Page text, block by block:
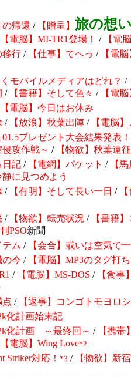
の帰還 / 【贈呈】 旅の想
【電脳】MI-TR1登場！ /
【電
移行 / 【仕事】てへっ /
【電
くモバイルメディアはどれ？ /
/ 【書籍】そして色々 /
【電
【電脳】今日はお休み
/ 【放浪】秋葉出陣 /
【電脳
01.5プレゼント大会結果発表！
攻作戦～ /
【物欲】秋葉遠征
日記 / 【電網】パケット /
【
に見つめよう
/ 【有明】そして長い一日 /
/ 【物欲】転売状況 /
【書籍
PSO新聞
ム /
【会合】或いは空気で
の今 / 【電脳】MP3のタグ打ち
/ 【電脳】MS-DOS /
【食事
点 /
【返事】コンゴトモヨロ
化計画始末記
化計画 ～最終回～ /
【携帯
【電脳】Wing Love*2
Striker対応！ *3 /
【物欲】新